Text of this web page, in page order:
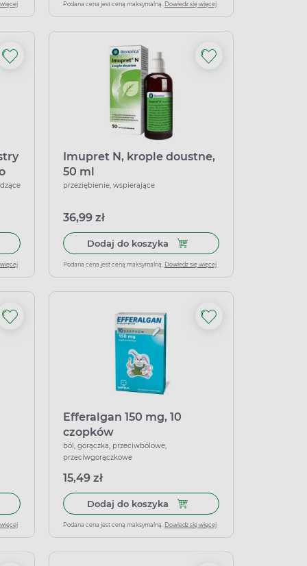
Podana cena jest ceną maksymalną. Dowiedz się więcej
ból i gorączkę, 20 kapsułek miękkich
do koszyka Strepsils Intensive, na ostry ból gardła, 24 tabletki do
Imupret N, krople doustne,
50 ml
przeziębienie, wspierające
36,99 zł
Dodaj do koszyka Dodaj do koszyka Imupret
Podana cena jest ceną maksymalną. Dowiedz się więcej
do koszyka Gripex Duo 500 mg + 6,1 mg, 16 tabletek powlekanych
Efferalgan 150 mg, 10
czopków
ból, gorączka, przeciwbólowe,
przeciwgorączkowe
15,49 zł
Dodaj do koszyka Dodaj do koszyka Efferalgan
Podana cena jest ceną maksymalną. Dowiedz się więcej